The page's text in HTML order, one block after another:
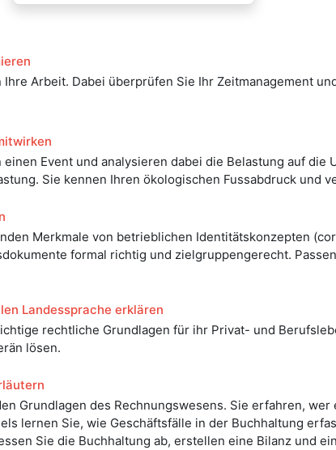
Arbeit. Dabei überprüfen Sie Ihr Zeitmanagement
Event und analysieren dabei die Belastung auf
Sie kennen Ihren ökologischen Fussabdruck und
Merkmale von betrieblichen Identitätskonzepten
formal richtig und zielgruppengerecht.
Landessprache erklären
rechtliche Grundlagen für ihr Privat- und
lösen.
Grundlagen des Rechnungswesens. Sie erfahren,
lernen Sie, wie Geschäftsfälle in der Buchhaltung
Sie die Buchhaltung ab, erstellen eine Bilanz und